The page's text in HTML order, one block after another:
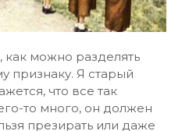
как можно разделять
признаку. Я старый
что все так
то много, он должен
презирать или даже